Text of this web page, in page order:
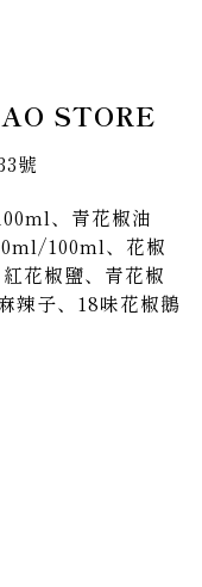
STORE
號
、青花椒油
100ml、花椒
花椒鹽、青花椒
辣子、18味花椒鵝